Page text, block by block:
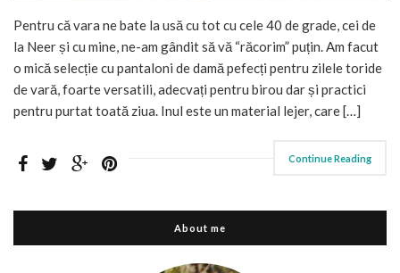
Pentru că vara ne bate la usă cu tot cu cele 40 de grade, cei de
la Neer și cu mine, ne-am gândit să vă “răcorim” puțin. Am facut
o mică selecție cu pantaloni de damă pefecți pentru zilele toride
de vară, foarte versatili, adecvați pentru birou dar și practici
pentru purtat toată ziua. Inul este un material lejer, care […]
Continue Reading
About me